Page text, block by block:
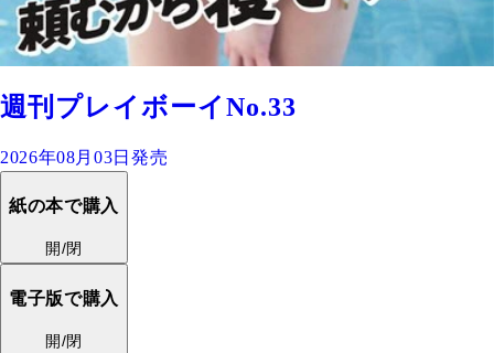
週刊プレイボーイNo.33
2026年08月03日発売
紙の本で購入
開/閉
電子版で購入
開/閉